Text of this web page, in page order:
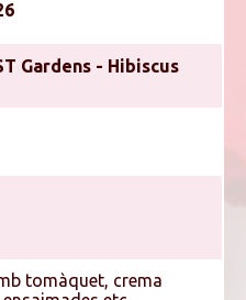
Gardens - Hibiscus
tomàquet, crema